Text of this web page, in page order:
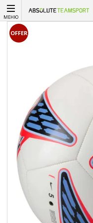
МЕНЮ
OFFER